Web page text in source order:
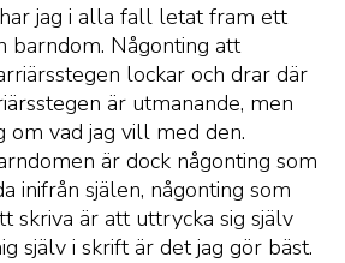
jag i alla fall letat fram ett
barndom. Någonting att
lockar och drar där
är utmanande, men
om vad jag vill med den.
är dock någonting som
inifrån själen, någonting som
skriva är att uttrycka sig själv
själv i skrift är det jag gör bäst.